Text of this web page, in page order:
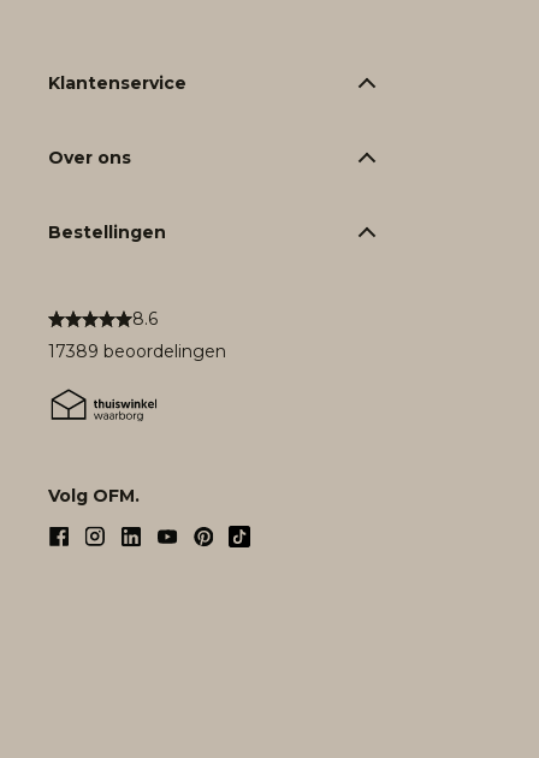
8.6
17389 beoordelingen
Volg OFM.
Klantenservice
Over ons
Bestellingen